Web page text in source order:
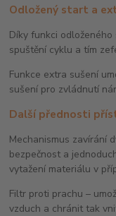
Odložený start a
Díky funkci
spuštění cyklu a tím
Funkce extra sušení
sušení pro zvládnutí
Další přednosti
Mechanismus zavírání
bezpečnost a
vytažení materiálu v
Filtr proti prachu –
vzduch a chránit tak